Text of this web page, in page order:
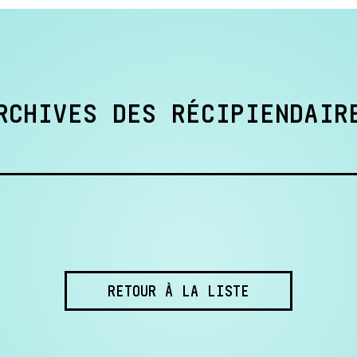
DES
RETOUR À LA LISTE